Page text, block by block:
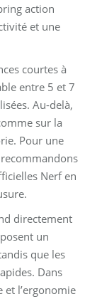
action
et une
courtes à
entre 5 et 7
Au-delà,
sur la
Pour une
Nerf en
directement
un
que les
Dans
et l’ergonomie